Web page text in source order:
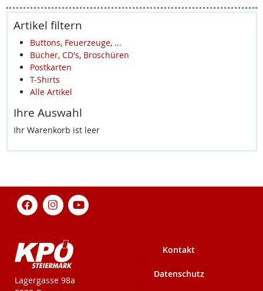
Artikel filtern
Buttons, Feuerzeuge, ...
Bücher, CD's, Broschüren
Postkarten
T-Shirts
Alle Artikel
Ihre Auswahl
Ihr Warenkorb ist leer
KPÖ-Steiermark
Lagergasse 98a
Kontakt
Datenschutz